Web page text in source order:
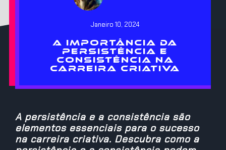
Janeiro 10, 2024
A IMPORTÂNCIA DA
PERSISTÊNCIA E
CONSISTÊNCIA NA
CARREIRA CRIATIVA
A persistência e a consistência são
elementos essenciais para o sucesso
na carreira criativa. Descubra como a